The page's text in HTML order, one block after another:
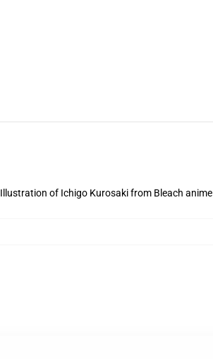
Illustration of Ichigo Kurosaki from Bleach anime